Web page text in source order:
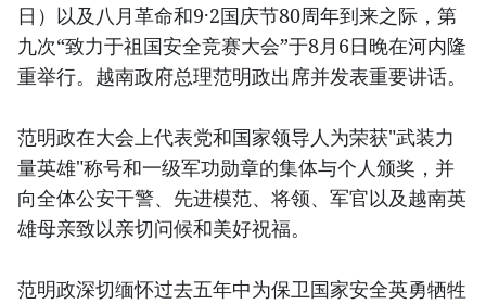
日）以及八月革命和9·2国庆节80周年到来之际，第
九次“致力于祖国安全竞赛大会”于8月6日晚在河内隆
重举行。越南政府总理范明政出席并发表重要讲话。
范明政在大会上代表党和国家领导人为荣获"武装力
量英雄"称号和一级军功勋章的集体与个人颁奖，并
向全体公安干警、先进模范、将领、军官以及越南英
雄母亲致以亲切问候和美好祝福。
范明政深切缅怀过去五年中为保卫国家安全英勇牺牲